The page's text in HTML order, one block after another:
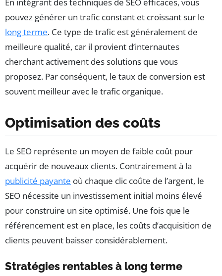
pouvez générer un trafic constant et croissant sur le
long terme. Ce type de trafic est généralement de
meilleure qualité, car il provient d’internautes
cherchant activement des solutions que vous
proposez. Par conséquent, le taux de conversion est
souvent meilleur avec le trafic organique.
Optimisation des coûts
Le SEO représente un moyen de faible coût pour
acquérir de nouveaux clients. Contrairement à la
publicité payante où chaque clic coûte de l’argent, le
SEO nécessite un investissement initial moins élevé
pour construire un site optimisé. Une fois que le
référencement est en place, les coûts d’acquisition de
clients peuvent baisser considérablement.
Stratégies rentables à long terme